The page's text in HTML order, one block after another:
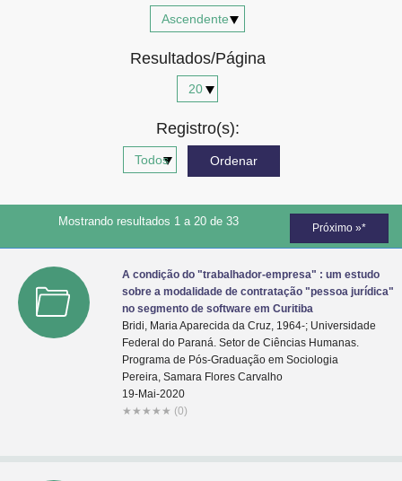
Resultados/Página
Registro(s):
Mostrando resultados 1 a 20 de 33 Próximo »*
A condição do "trabalhador-empresa" : um estudo
sobre a modalidade de contratação "pessoa jurídica"
no segmento de software em Curitiba
Bridi, Maria Aparecida da Cruz, 1964-; Universidade
Federal do Paraná. Setor de Ciências Humanas.
Programa de Pós-Graduação em Sociologia
Pereira, Samara Flores Carvalho
19-Mai-2020
★ ★ ★ ★ ★ (0)